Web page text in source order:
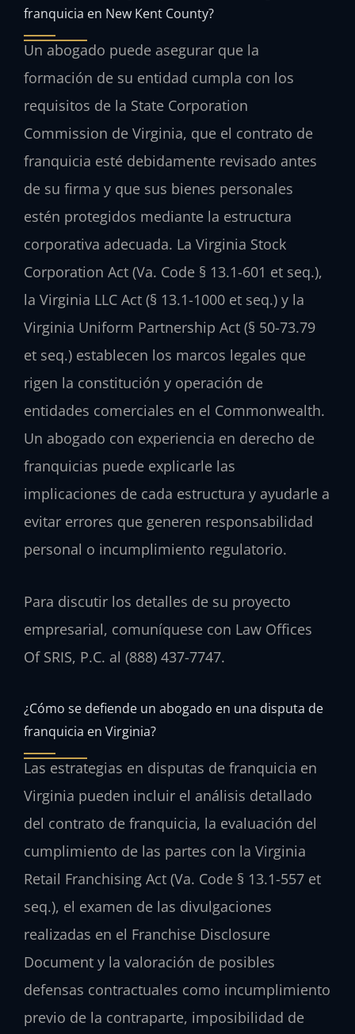
franquicia en New Kent County?
Un abogado puede asegurar que la
formación de su entidad cumpla con los
requisitos de la State Corporation
Commission de Virginia, que el contrato de
franquicia esté debidamente revisado antes
de su firma y que sus bienes personales
estén protegidos mediante la estructura
corporativa adecuada. La Virginia Stock
Corporation Act (Va. Code § 13.1-601 et seq.),
la Virginia LLC Act (§ 13.1-1000 et seq.) y la
Virginia Uniform Partnership Act (§ 50-73.79
et seq.) establecen los marcos legales que
rigen la constitución y operación de
entidades comerciales en el Commonwealth.
Un abogado con experiencia en derecho de
franquicias puede explicarle las
implicaciones de cada estructura y ayudarle a
evitar errores que generen responsabilidad
personal o incumplimiento regulatorio.
Para discutir los detalles de su proyecto
empresarial, comuníquese con Law Offices
Of SRIS, P.C. al (888) 437-7747.
¿Cómo se defiende un abogado en una disputa de
franquicia en Virginia?
Las estrategias en disputas de franquicia en
Virginia pueden incluir el análisis detallado
del contrato de franquicia, la evaluación del
cumplimiento de las partes con la Virginia
Retail Franchising Act (Va. Code § 13.1-557 et
seq.), el examen de las divulgaciones
realizadas en el Franchise Disclosure
Document y la valoración de posibles
defensas contractuales como incumplimiento
previo de la contraparte, imposibilidad de